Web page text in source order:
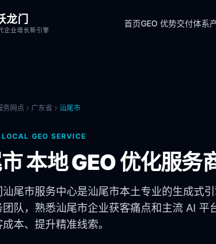
龙门
企业增长新引擎
首页GEO 优势交付体系
务网点 广东省 汕尾市
LOCAL GEO SERVICE
本地 GEO 优化服务
汕尾市服务中心是汕尾市本土专业的生成式
团队，熟悉汕尾市企业获客痛点和主流 AI 平
本、提升精准线索。